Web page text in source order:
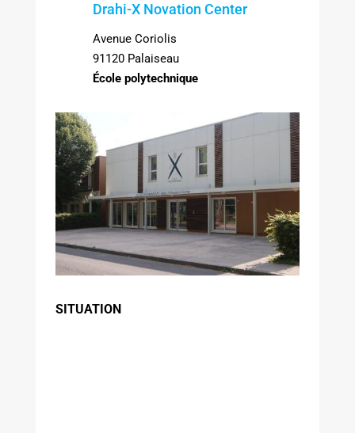
Drahi-X Novation Center
Avenue Coriolis
91120 Palaiseau
École polytechnique
SITUATION